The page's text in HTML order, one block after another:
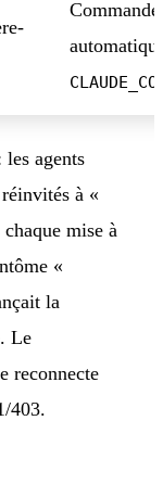
les agents
à «
mise à
«
la
Le
reconnecte
403.